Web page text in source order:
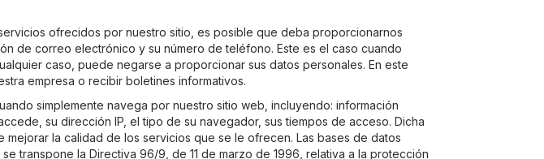
ofrecidos por nuestro sitio, es posible que deba proporcionarnos
de correo electrónico y su número de teléfono. Este es el caso cuando
caso, puede negarse a proporcionar sus datos personales. En este
empresa o recibir boletines informativos.
simplemente navega por nuestro sitio web, incluyendo: información
su dirección IP, el tipo de su navegador, sus tiempos de acceso. Dicha
la calidad de los servicios que se le ofrecen. Las bases de datos
transpone la Directiva 96/9, de 11 de marzo de 1996, relativa a la protección